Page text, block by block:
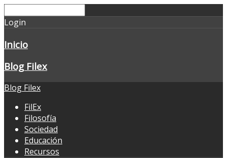
Login
Inicio
Blog Filex
Blog Filex
FilEx
Filosofía
Sociedad
Educación
Recursos